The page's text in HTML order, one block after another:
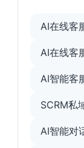
AI在线客
AI在线客
AI智能客
SCRM私
AI智能对